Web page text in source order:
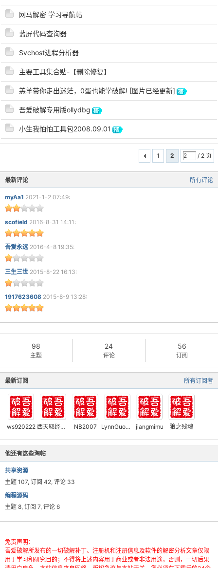
网马解密 学习导航帖
蓝屏代码查询器
Svchost进程分析器
主要工具集合贴-【删除修复】
羔羊带你走出迷茫，0蛋也能学破解! [图片已经更新]
吾爱破解专用版ollydbg
小生我怕怕工具包2008.09.01
1 2 / 2 页
所有评论
最新评论
myAa1 2021-1-2 07:49:
scofield 2016-8-31 14:11:
吾爱永远 2016-4-8 19:35:
三生三世 2015-8-22 16:13:
1917623608 2015-8-9 13:28:
98
主题
24
评论
56
订阅
所有订阅者
最新订阅
ws920222 西天取经的僧人 NB2007 LynnGuo666 jiangmimu 狼之残魂
他还有这些淘帖
共享资源
主题 107, 订阅 42, 评论 33
编程源码
主题 8, 订阅 7, 评论 6
免责声明：
吾爱破解所发布的一切破解补丁、注册机和注册信息及软件的解密分析文章仅限
用于学习和研究目的；不得将上述内容用于商业或者非法用途，否则，一切后果